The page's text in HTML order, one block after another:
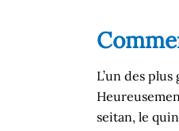
L’un des
seitan, le